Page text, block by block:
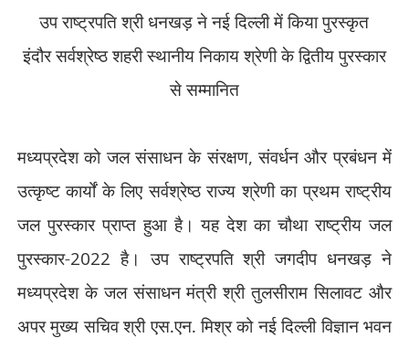
उप राष्ट्रपति श्री धनखड़ ने नई दिल्ली में किया पुरस्कृत
इंदौर सर्वश्रेष्ठ शहरी स्थानीय निकाय श्रेणी के द्वितीय पुरस्कार
से सम्मानित
मध्यप्रदेश को जल संसाधन के संरक्षण,संवर्धन और प्रबंधन में
उत्कृष्ट कार्यों के लिए सर्वश्रेष्ठ राज्य श्रेणी का प्रथम राष्ट्रीय
जल पुरस्कार प्राप्त हुआ है। यह देश का चौथा राष्ट्रीय जल
पुरस्कार-2022 है। उप राष्ट्रपति श्री जगदीप धनखड़ ने
मध्यप्रदेश के जल संसाधन मंत्री श्री तुलसीराम सिलावट और
अपर मुख्य सचिव श्री एस.एन. मिश्र को नई दिल्ली विज्ञान भवन